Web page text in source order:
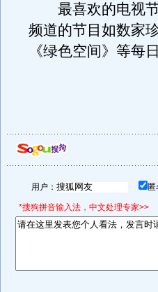
最喜欢的电视节
频道的节目如数家
《绿色空间》等每
用户：
*搜狗拼音输入法，中文处理专家>>